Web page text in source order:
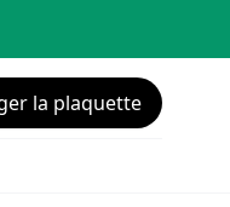
la plaquette